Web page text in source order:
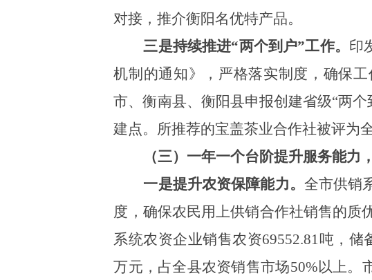
对接，推介衡阳名优特产品。
三是持续推进“两个到户”工作。 印
机制的通知》，严格落实制度，确保
市、衡南县、衡阳县申报创建省级“两
建点。所推荐的宝盖茶业合作社被评为
（三）一年一个台阶提升服务能力
一是提升农资保障能力。 全市供销
度，确保农民用上供销合作社销售的质
系统农资企业销售农资69552.81吨， 储
万元，占全县农资销售市场50%以上。